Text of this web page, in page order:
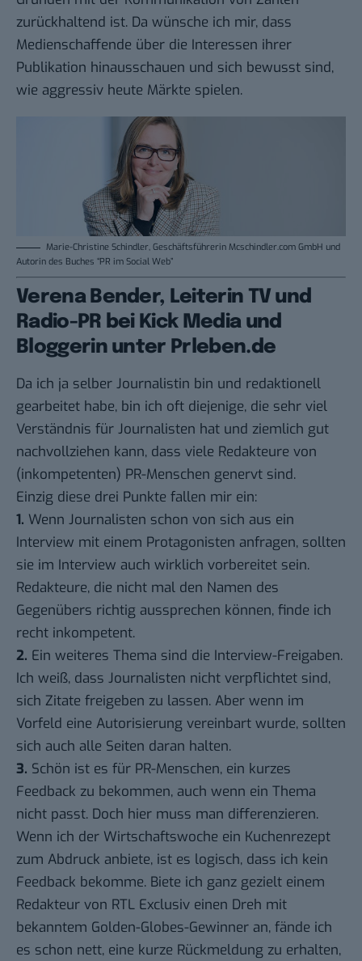
zurückhaltend ist. Da wünsche ich mir, dass
Medienschaffende über die Interessen ihrer
Publikation hinausschauen und sich bewusst sind,
wie aggressiv heute Märkte spielen.
Marie-Christine Schindler, Geschäftsführerin Mcschindler.com GmbH und
Autorin des Buches “PR im Social Web”
Verena Bender, Leiterin TV und
Radio-PR bei Kick Media und
Bloggerin unter Prleben.de
Da ich ja selber Journalistin bin und redaktionell
gearbeitet habe, bin ich oft diejenige, die sehr viel
Verständnis für Journalisten hat und ziemlich gut
nachvollziehen kann, dass viele Redakteure von
(inkompetenten) PR-Menschen genervt sind.
Einzig diese drei Punkte fallen mir ein:
1. Wenn Journalisten schon von sich aus ein
Interview mit einem Protagonisten anfragen, sollten
sie im Interview auch wirklich vorbereitet sein.
Redakteure, die nicht mal den Namen des
Gegenübers richtig aussprechen können, finde ich
recht inkompetent.
2. Ein weiteres Thema sind die Interview-Freigaben.
Ich weiß, dass Journalisten nicht verpflichtet sind,
sich Zitate freigeben zu lassen. Aber wenn im
Vorfeld eine Autorisierung vereinbart wurde, sollten
sich auch alle Seiten daran halten.
3. Schön ist es für PR-Menschen, ein kurzes
Feedback zu bekommen, auch wenn ein Thema
nicht passt. Doch hier muss man differenzieren.
Wenn ich der Wirtschaftswoche ein Kuchenrezept
zum Abdruck anbiete, ist es logisch, dass ich kein
Feedback bekomme. Biete ich ganz gezielt einem
Redakteur von RTL Exclusiv einen Dreh mit
bekanntem Golden-Globes-Gewinner an, fände ich
es schon nett, eine kurze Rückmeldung zu erhalten,